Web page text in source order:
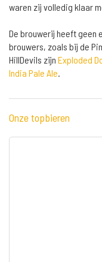
waren zij volledig klaar
De brouwerij heeft geen
brouwers, zoals bij de
HillDevils zijn Exploded
India Pale Ale.
Onze topbieren